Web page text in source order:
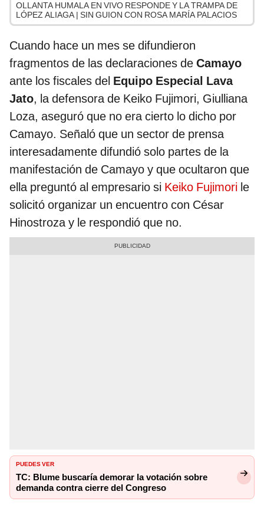
OLLANTA HUMALA EN VIVO RESPONDE Y LA TRAMPA DE
LÓPEZ ALIAGA | SIN GUION CON ROSA MARÍA PALACIOS
Cuando hace un mes se difundieron
fragmentos de las declaraciones de Camayo
ante los fiscales del Equipo Especial Lava
Jato, la defensora de Keiko Fujimori, Giulliana
Loza, aseguró que no era cierto lo dicho por
Camayo. Señaló que un sector de prensa
interesadamente difundió solo partes de la
manifestación de Camayo y que ocultaron que
ella preguntó al empresario si Keiko Fujimori le
solicitó organizar un encuentro con César
Hinostroza y le respondió que no.
PUEDES VER
TC: Blume buscaría demorar la votación sobre
demanda contra cierre del Congreso